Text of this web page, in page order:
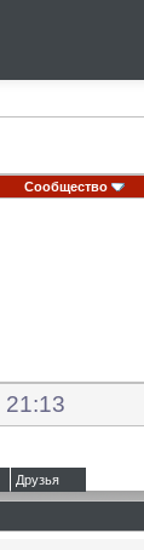
Сообщество
21:13
Друзья